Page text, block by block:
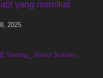
yang memikat
2025